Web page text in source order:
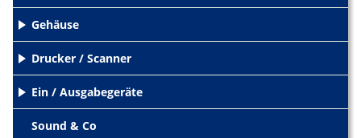
+Gehäuse
Drucker / Scanner
Ein / Ausgabegeräte
Sound & Co